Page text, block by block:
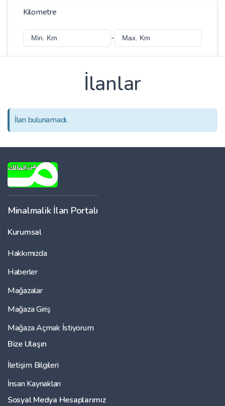
Kilometre
-
İlanlar
İlan bulunamadı.
Minalmalik İlan Portalı
Kurumsal
Hakkımızda
Haberler
Mağazalar
Mağaza Giriş
Mağaza Açmak İstiyorum
Bize Ulaşın
İletişim Bilgileri
İnsan Kaynakları
Sosyal Medya Hesaplarımız